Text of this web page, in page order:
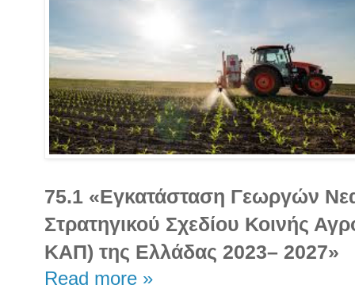
75.1 «Εγκατάσταση Γεωργών
Στρατηγικού Σχεδίου Κοινής
ΚΑΠ) της Ελλάδας 2023– 2027»
Read more »